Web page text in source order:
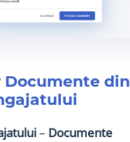
Documente din
– Documente